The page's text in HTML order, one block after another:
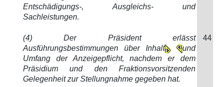
Entschädigungs-, Ausgleichs- und
Sachleistungen.
(4) Der Präsident erlässt
Ausführungsbestimmungen über Inhalt
und
Umfang der Anzeigepflicht, nachdem er dem
Präsidium und den Fraktionsvorsitzenden
Gelegenheit zur Stellungnahme gegeben hat.
44